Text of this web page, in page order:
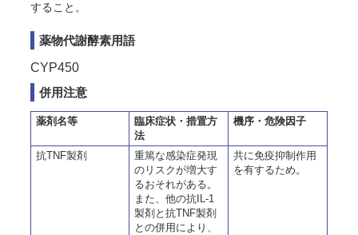
すること。
薬物代謝酵素用語
CYP450
併用注意
薬剤名等
臨床症状・措置方
法
機序・危険因子
抗TNF製剤
重篤な感染症発現
のリスクが増大す
るおそれがある。
また、他の抗IL-1
製剤と抗TNF製剤
との併用により、
共に免疫抑制作用
を有するため。